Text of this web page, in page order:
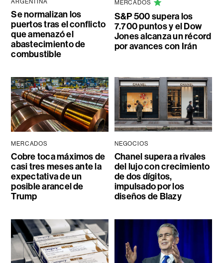
ARGENTINA
Se normalizan los
puertos tras el conflicto
que amenazó el
abastecimiento de
combustible
MERCADOS
S&P 500 supera los
7.700 puntos y el Dow
Jones alcanza un récord
por avances con Irán
MERCADOS
Cobre toca máximos de
casi tres meses ante la
expectativa de un
posible arancel de
Trump
NEGOCIOS
Chanel supera a rivales
del lujo con crecimiento
de dos dígitos,
impulsado por los
diseños de Blazy